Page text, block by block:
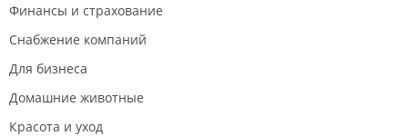
Финансы и страхование
Снабжение компаний
Для бизнеса
Домашние животные
Красота и уход